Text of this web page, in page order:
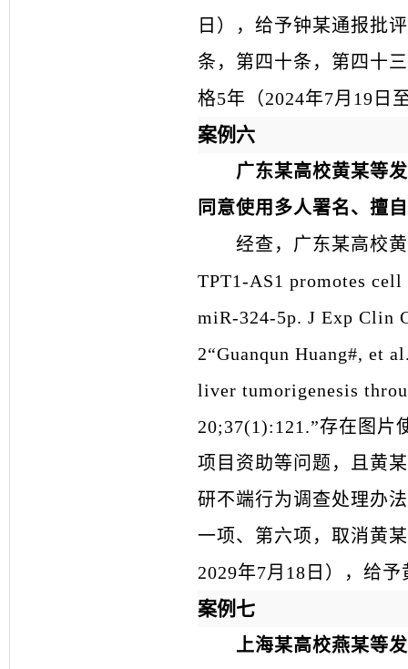
日），给予钟某通报批
条，第四十条，第四十
格5年（2024年7月19日
案例六
广东某高校黄某等
同意使用多人署名、擅
经查，广东某高校
TPT1-AS1 promotes
miR-324-5p. J Exp Clin
2“Guanqun Huang#, et
liver tumorigenesis
20;37(1):121.”存在图片
项目资助等问题，且黄
研不端行为调查处理办
一项、第六项，取消黄
2029年7月18日），给
案例七
上海某高校燕某等